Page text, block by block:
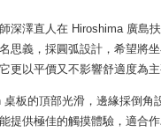
深澤直人在 Hiroshima 廣島
思義，採圓弧設計，希望將
更以平價又不影響舒適度為主
桌板的頂部光滑，邊緣採倒
提供極佳的觸摸體驗，適合